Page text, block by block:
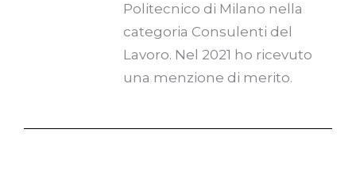
Politecnico di Milano nella
categoria Consulenti del
Lavoro. Nel 2021 ho ricevuto
una menzione di merito.